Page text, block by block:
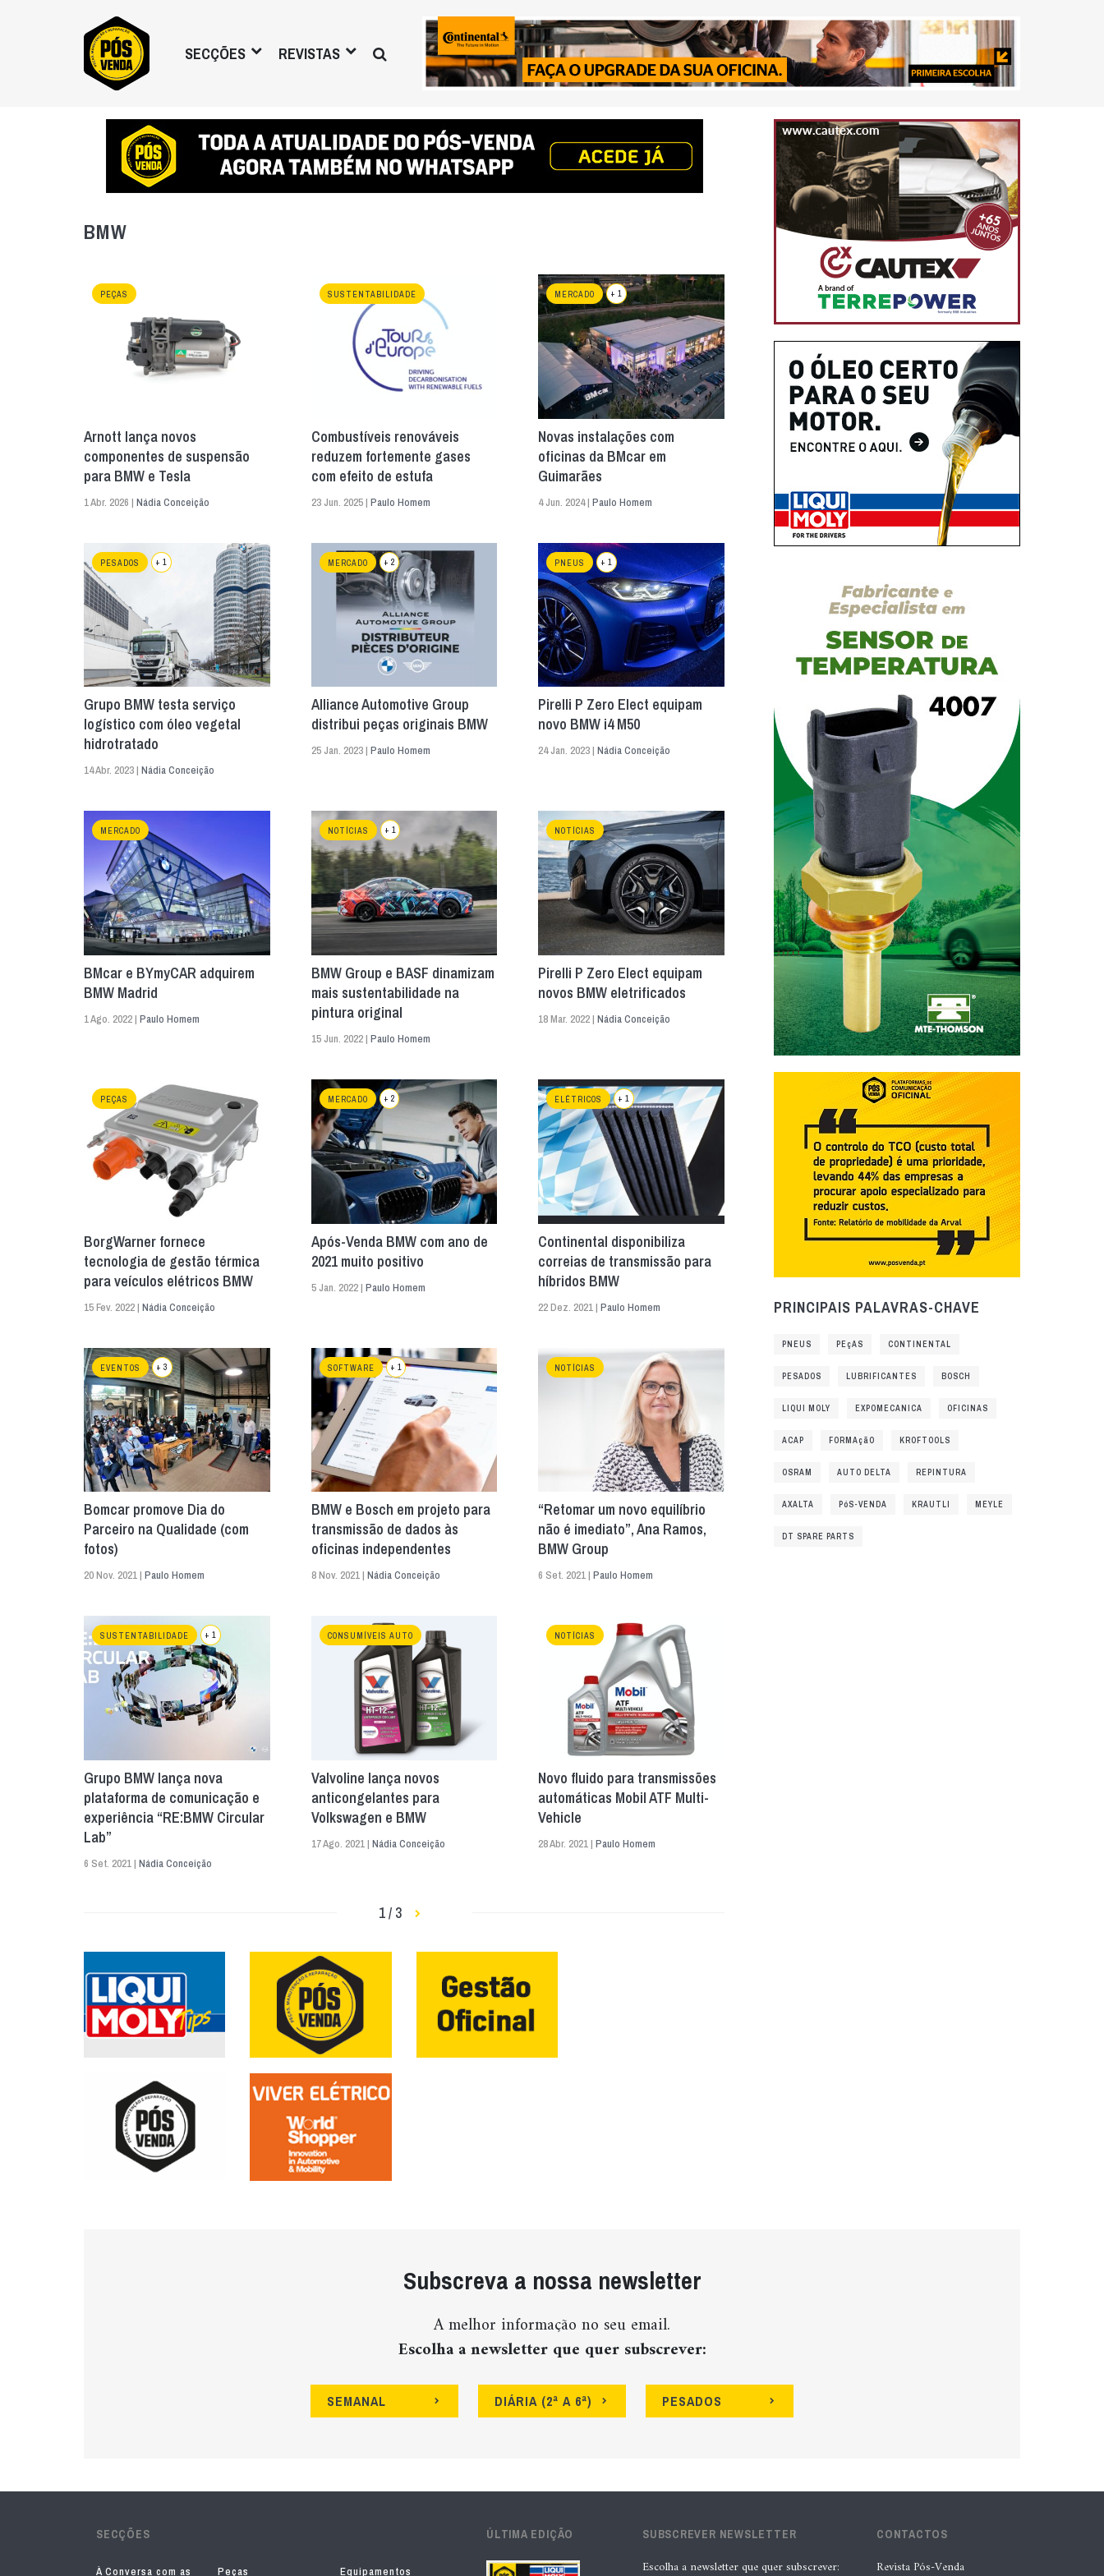
SECÇÕES REVISTAS
BMW
PEÇAS
Arnott lança novos
componentes de suspensão
para BMW e Tesla
1 Abr. 2026 | Nádia Conceição
SUSTENTABILIDADE
Combustíveis renováveis
reduzem fortemente gases
com efeito de estufa
23 Jun. 2025 | Paulo Homem
MERCADO + 1
Novas instalações com
oficinas da BMcar em
Guimarães
4 Jun. 2024 |Paulo Homem
PESADOS + 1
Grupo BMW testa serviço
logístico com óleo vegetal
hidrotratado
14 Abr. 2023 | Nádia Conceição
MERCADO + 2
Alliance Automotive Group
distribui peças originais BMW
25 Jan. 2023 | Paulo Homem
PNEUS + 1
Pirelli P Zero Elect equipam
novo BMW i4 M50
24 Jan. 2023 |Nádia Conceição
MERCADO
BMcar e BYmyCAR adquirem
BMW Madrid
1 Ago. 2022 | Paulo Homem
NOTÍCIAS + 1
BMW Group e BASF dinamizam
mais sustentabilidade na
pintura original
15 Jun. 2022 | Paulo Homem
NOTÍCIAS
Pirelli P Zero Elect equipam
novos BMW eletrificados
18 Mar. 2022 |Nádia Conceição
PEÇAS
BorgWarner fornece
tecnologia de gestão térmica
para veículos elétricos BMW
15 Fev. 2022 | Nádia Conceição
MERCADO + 2
Após-Venda BMW com ano de
2021 muito positivo
5 Jan. 2022 | Paulo Homem
ELÉTRICOS + 1
Continental disponibiliza
correias de transmissão para
híbridos BMW
22 Dez. 2021 |Paulo Homem
EVENTOS + 3
Bomcar promove Dia do
Parceiro na Qualidade (com
fotos)
20 Nov. 2021 | Paulo Homem
SOFTWARE + 1
BMW e Bosch em projeto para
transmissão de dados às
oficinas independentes
8 Nov. 2021 | Nádia Conceição
NOTÍCIAS
“Retomar um novo equilíbrio
não é imediato”, Ana Ramos,
BMW Group
6 Set. 2021 |Paulo Homem
SUSTENTABILIDADE + 1
Grupo BMW lança nova
plataforma de comunicação e
experiência “RE:BMW Circular
Lab”
6 Set. 2021 | Nádia Conceição
CONSUMÍVEIS AUTO
Valvoline lança novos
anticongelantes para
Volkswagen e BMW
17 Ago. 2021 | Nádia Conceição
NOTÍCIAS
Novo fluido para transmissões
automáticas Mobil ATF Multi-
Vehicle
28 Abr. 2021 |Paulo Homem
1 / 3
PRINCIPAIS PALAVRAS-CHAVE
PNEUS PEçAS CONTINENTAL
PESADOS LUBRIFICANTES BOSCH
LIQUI MOLY EXPOMECANICA OFICINAS
ACAP FORMAçãO KROFTOOLS
OSRAM AUTO DELTA REPINTURA
AXALTA PóS-VENDA KRAUTLI MEYLE
DT SPARE PARTS
Subscreva a nossa newsletter
A melhor informação no seu email.
Escolha a newsletter que quer subscrever:
SEMANAL DIÁRIA (2ª A 6ª) PESADOS
SECÇÕES
À Conversa com as Peças Equipamentos
ÚLTIMA EDIÇÃO SUBSCREVER NEWSLETTER
Escolha a newsletter que quer subscrever:
CONTACTOS
Revista Pós-Venda